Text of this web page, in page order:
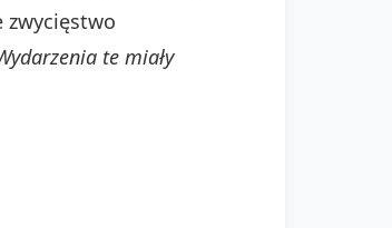
zwycięstwo
te miały